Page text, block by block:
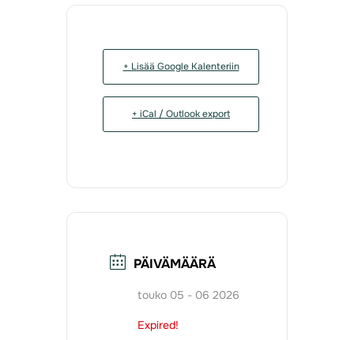
+ Lisää Google Kalenteriin
+ iCal / Outlook export
PÄIVÄMÄÄRÄ
touko 05 - 06 2026
Expired!